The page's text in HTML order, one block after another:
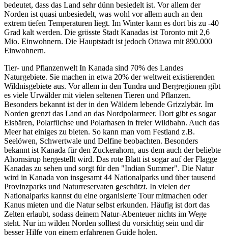
bedeutet, dass das Land sehr dünn besiedelt ist. Vor allem der
Norden ist quasi unbesiedelt, was wohl vor allem auch an den
extrem tiefen Temperaturen liegt. Im Winter kann es dort bis zu -40
Grad kalt werden. Die grösste Stadt Kanadas ist Toronto mit 2,6
Mio. Einwohnern. Die Hauptstadt ist jedoch Ottawa mit 890.000
Einwohnern.
Tier- und Pflanzenwelt In Kanada sind 70% des Landes
Naturgebiete. Sie machen in etwa 20% der weltweit existierenden
Wildnisgebiete aus. Vor allem in den Tundra und Bergregionen gibt
es viele Urwälder mit vielen seltenen Tieren und Pflanzen.
Besonders bekannt ist der in den Wäldern lebende Grizzlybär. Im
Norden grenzt das Land an das Nordpolarmeer. Dort gibt es sogar
Eisbären, Polarfüchse und Polarhasen in freier Wildbahn. Auch das
Meer hat einiges zu bieten. So kann man vom Festland z.B.
Seelöwen, Schwertwale und Delfine beobachten. Besonders
bekannt ist Kanada für den Zuckerahorn, aus dem auch der beliebte
Ahornsirup hergestellt wird. Das rote Blatt ist sogar auf der Flagge
Kanadas zu sehen und sorgt für den "Indian Summer". Die Natur
wird in Kanada von insgesamt 44 Nationalparks und über tausend
Provinzparks und Naturreservaten geschützt. In vielen der
Nationalparks kannst du eine organisierte Tour mitmachen oder
Kanus mieten und die Natur selbst erkunden. Häufig ist dort das
Zelten erlaubt, sodass deinem Natur-Abenteuer nichts im Wege
steht. Nur im wilden Norden solltest du vorsichtig sein und dir
besser Hilfe von einem erfahrenen Guide holen.